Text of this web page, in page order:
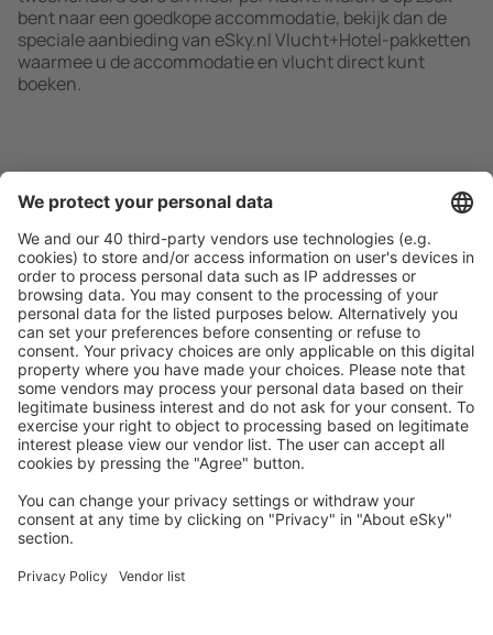
bent naar een goedkope accommodatie, bekijk dan de
speciale aanbieding van eSky.nl Vlucht+Hotel-pakketten
waarmee u de accommodatie en vlucht direct kunt
boeken.
Zoek snel en gemakkelijk
Plan veilig
Zorgeloos boeken met gratiss annuleringsopties.
Bespaar meer
Reisaanbiedingen en speciale aanbiedingen voor
geregistreerde gebruikers.
Kies uit meer dan 1,3 miljoen accommodaties: hotels,
jeugdherbergen, appartementen en meer.